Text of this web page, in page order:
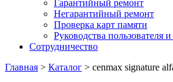
Гарантийный ремонт
Негарантийный ремонт
Проверка карт памяти
Руководства пользователя
Сотрудничество
Главная > Каталог > cenmax signature